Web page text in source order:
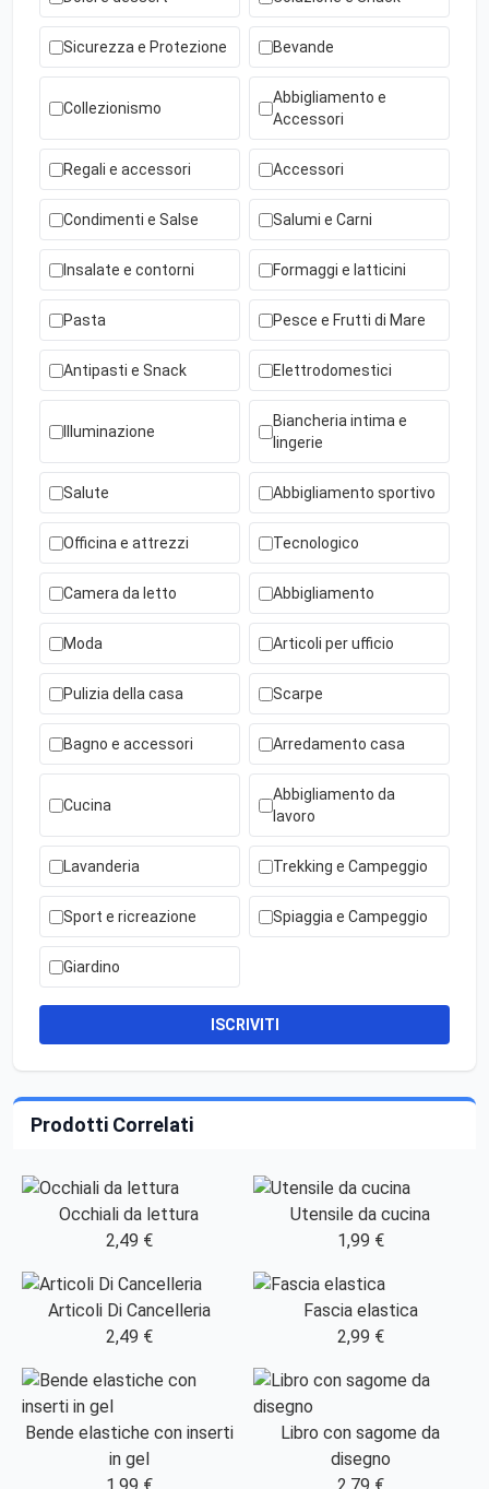
Sicurezza e Protezione Bevande
Collezionismo
Abbigliamento e
Accessori
Regali e accessori Accessori
Condimenti e Salse Salumi e Carni
Insalate e contorni Formaggi e latticini
Pasta Pesce e Frutti di Mare
Antipasti e Snack Elettrodomestici
Illuminazione
Biancheria intima e
lingerie
Salute Abbigliamento sportivo
Officina e attrezzi Tecnologico
Camera da letto Abbigliamento
Moda Articoli per ufficio
Pulizia della casa Scarpe
Bagno e accessori Arredamento casa
Cucina
Abbigliamento da
lavoro
Lavanderia Trekking e Campeggio
Sport e ricreazione Spiaggia e Campeggio
Giardino
ISCRIVITI
Prodotti Correlati
Occhiali da lettura
2,49 €
Utensile da cucina
1,99 €
Articoli Di Cancelleria
2,49 €
Fascia elastica
2,99 €
Bende elastiche con inserti
in gel
Libro con sagome da
disegno